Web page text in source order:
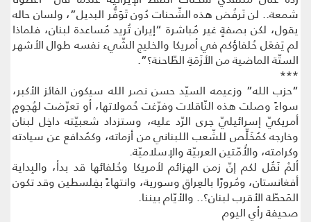
شمعة.. لن نَرفُض هذه الشّحنات دُون تَوَفُّر البديل”، ولسان حاله
يقول، لكن بصفةٍ غير مُباشرة “إيران تُريد مُساعدة لبنان، فلماذا
لم يَفعَل حُلفاؤكم في أمريكا والخليج الشّيء نفسه طوال الأشهر
الستّة الماضية من الأزَمَةِ الطّاحنة؟”.
***
“حزب الله” وزعيمه السيّد حسن نصر الله سيكون الفائز الأكبر،
سواءً وصلت هذه النّاقلات وفرّغت حُمولاتها، أو تعرّضت لهُجومٍ
أمريكيّ إسرائيليّ جرى الرّد عليه، وستزداد شعبيّته داخِل لبنان
وخارجه كمُخَلِّص للشّعب اللبناني من أزماته، وكمُدافع عن سيادته
وكرامته، والأُمّتين العربيّة والإسلاميّة.
ألمْ نَقُل لكم إنّ زمن الهزائم لأمريكا وحُلفائها قد بدأ، والبِداية
أفغانستان، ومُرورًا بالعِراق وسورية، وانتهاءً بفِلسطين وقد تكون
المَحطّة الأقرب لبنان؟.. والأيّام بيننا.
صحيفة رأي اليوم